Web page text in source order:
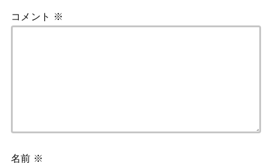
コメント ※
名前 ※